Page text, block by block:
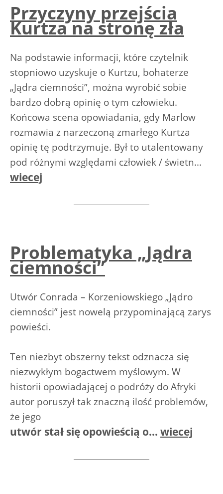
Przyczyny przejścia
Kurtza na stronę zła
Na podstawie informacji, które czytelnik
stopniowo uzyskuje o Kurtzu, bohaterze
„Jądra ciemności”, można wyrobić sobie
bardzo dobrą opinię o tym człowieku.
Końcowa scena opowiadania, gdy Marlow
rozmawia z narzeczoną zmarłego Kurtza
opinię tę podtrzymuje. Był to utalentowany
pod różnymi względami człowiek / świetn...
wiecej
Problematyka „Jądra
ciemności”
Utwór Conrada – Korzeniowskiego „Jądro
ciemności” jest nowelą przypominającą zarys
powieści.
Ten niezbyt obszerny tekst odznacza się
niezwykłym bogactwem myślowym. W
historii opowiadającej o podróży do Afryki
autor poruszył tak znaczną ilość problemów,
że jego
utwór stał się opowieścią o... wiecej